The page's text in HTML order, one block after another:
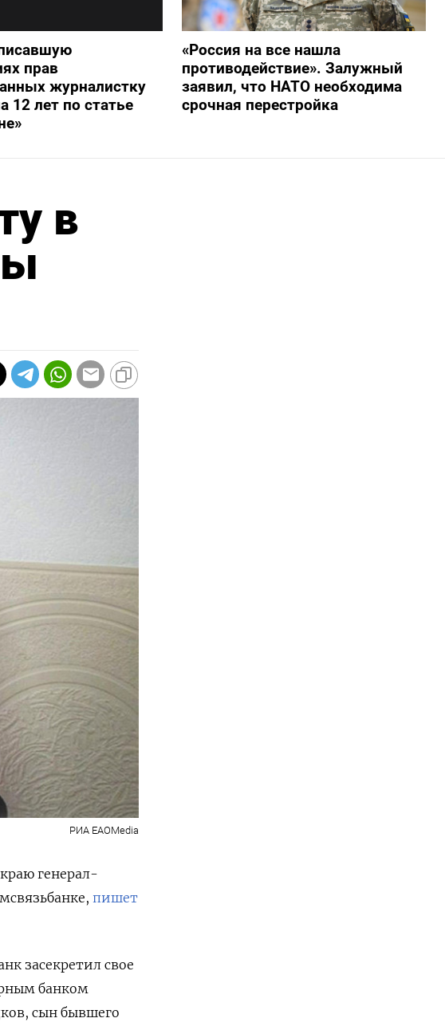
прав
журналистку
12 лет по статье
«Россия на все нашла
противодействие». Залужный
заявил, что НАТО необходима
срочная перестройка
в
РИА EAOMedia
генерал-
пишет
засекретил свое
банком
сын бывшего